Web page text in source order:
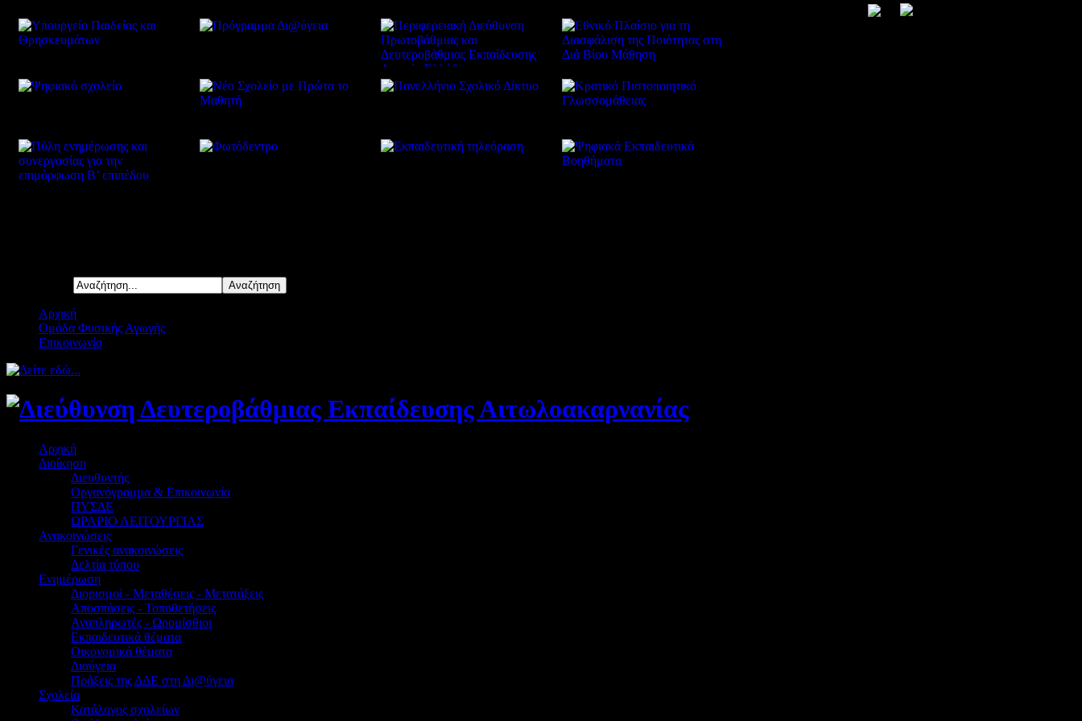
Αρχική
Ομάδα Φυσικής Αγωγής
Επικοινωνία
Αρχική
Διοίκηση
Διευθυντής
Οργανόγραμμα & Επικοινωνία
ΠΥΣΔΕ
ΩΡΑΡΙΟ ΛΕΙΤΟΥΡΓΙΑΣ
Ανακοινώσεις
Γενικές ανακοινώσεις
Δελτία τύπου
Ενημέρωση
Διορισμοί - Μεταθέσεις - Μετατάξεις
Αποσπάσεις - Τοποθετήσεις
Αναπληρωτές - Ωρομίσθιοι
Εκπαιδευτικά θέματα
Οικονομικά θέματα
Διαύγεια
Πράξεις της ΔΔΕ στη Δι@ύγεια
Σχολεία
Κατάλογος σχολείων